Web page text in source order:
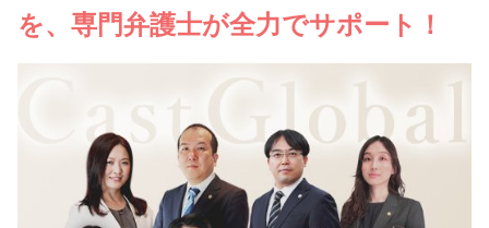
を、専門弁護士が全力でサポート！